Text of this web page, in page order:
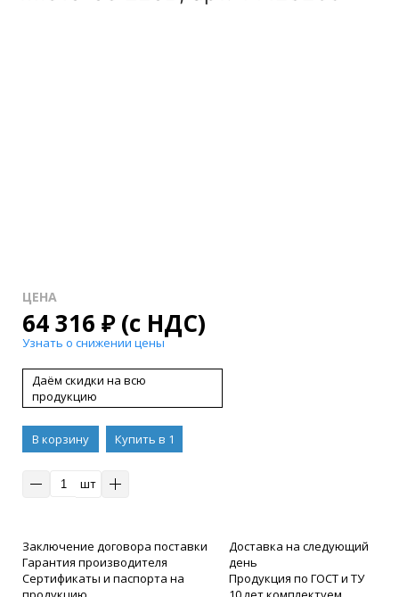
ЦЕНА
64 316 ₽(с НДС)
Узнать о снижении цены
Даём скидки на всю
продукцию
В корзину
Купить в 1
шт
Заключение договора поставки
Гарантия производителя
Сертификаты и паспорта на
Доставка на следующий
день
Продукция по ГОСТ и ТУ